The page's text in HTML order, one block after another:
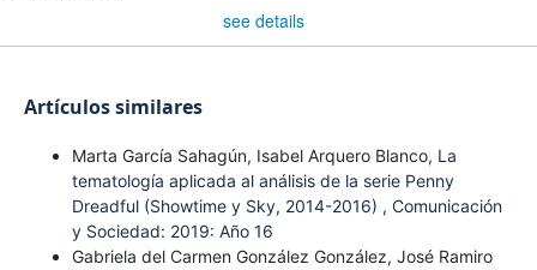
see details
Artículos similares
Marta García Sahagún, Isabel Arquero Blanco, La
tematología aplicada al análisis de la serie Penny
Dreadful (Showtime y Sky, 2014-2016) , Comunicación
y Sociedad: 2019: Año 16
Gabriela del Carmen González González, José Ramiro